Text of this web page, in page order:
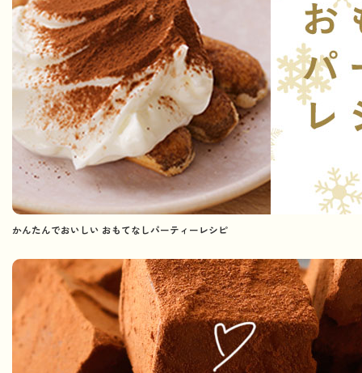
かんたんでおいしい おもてなしパーティーレシピ